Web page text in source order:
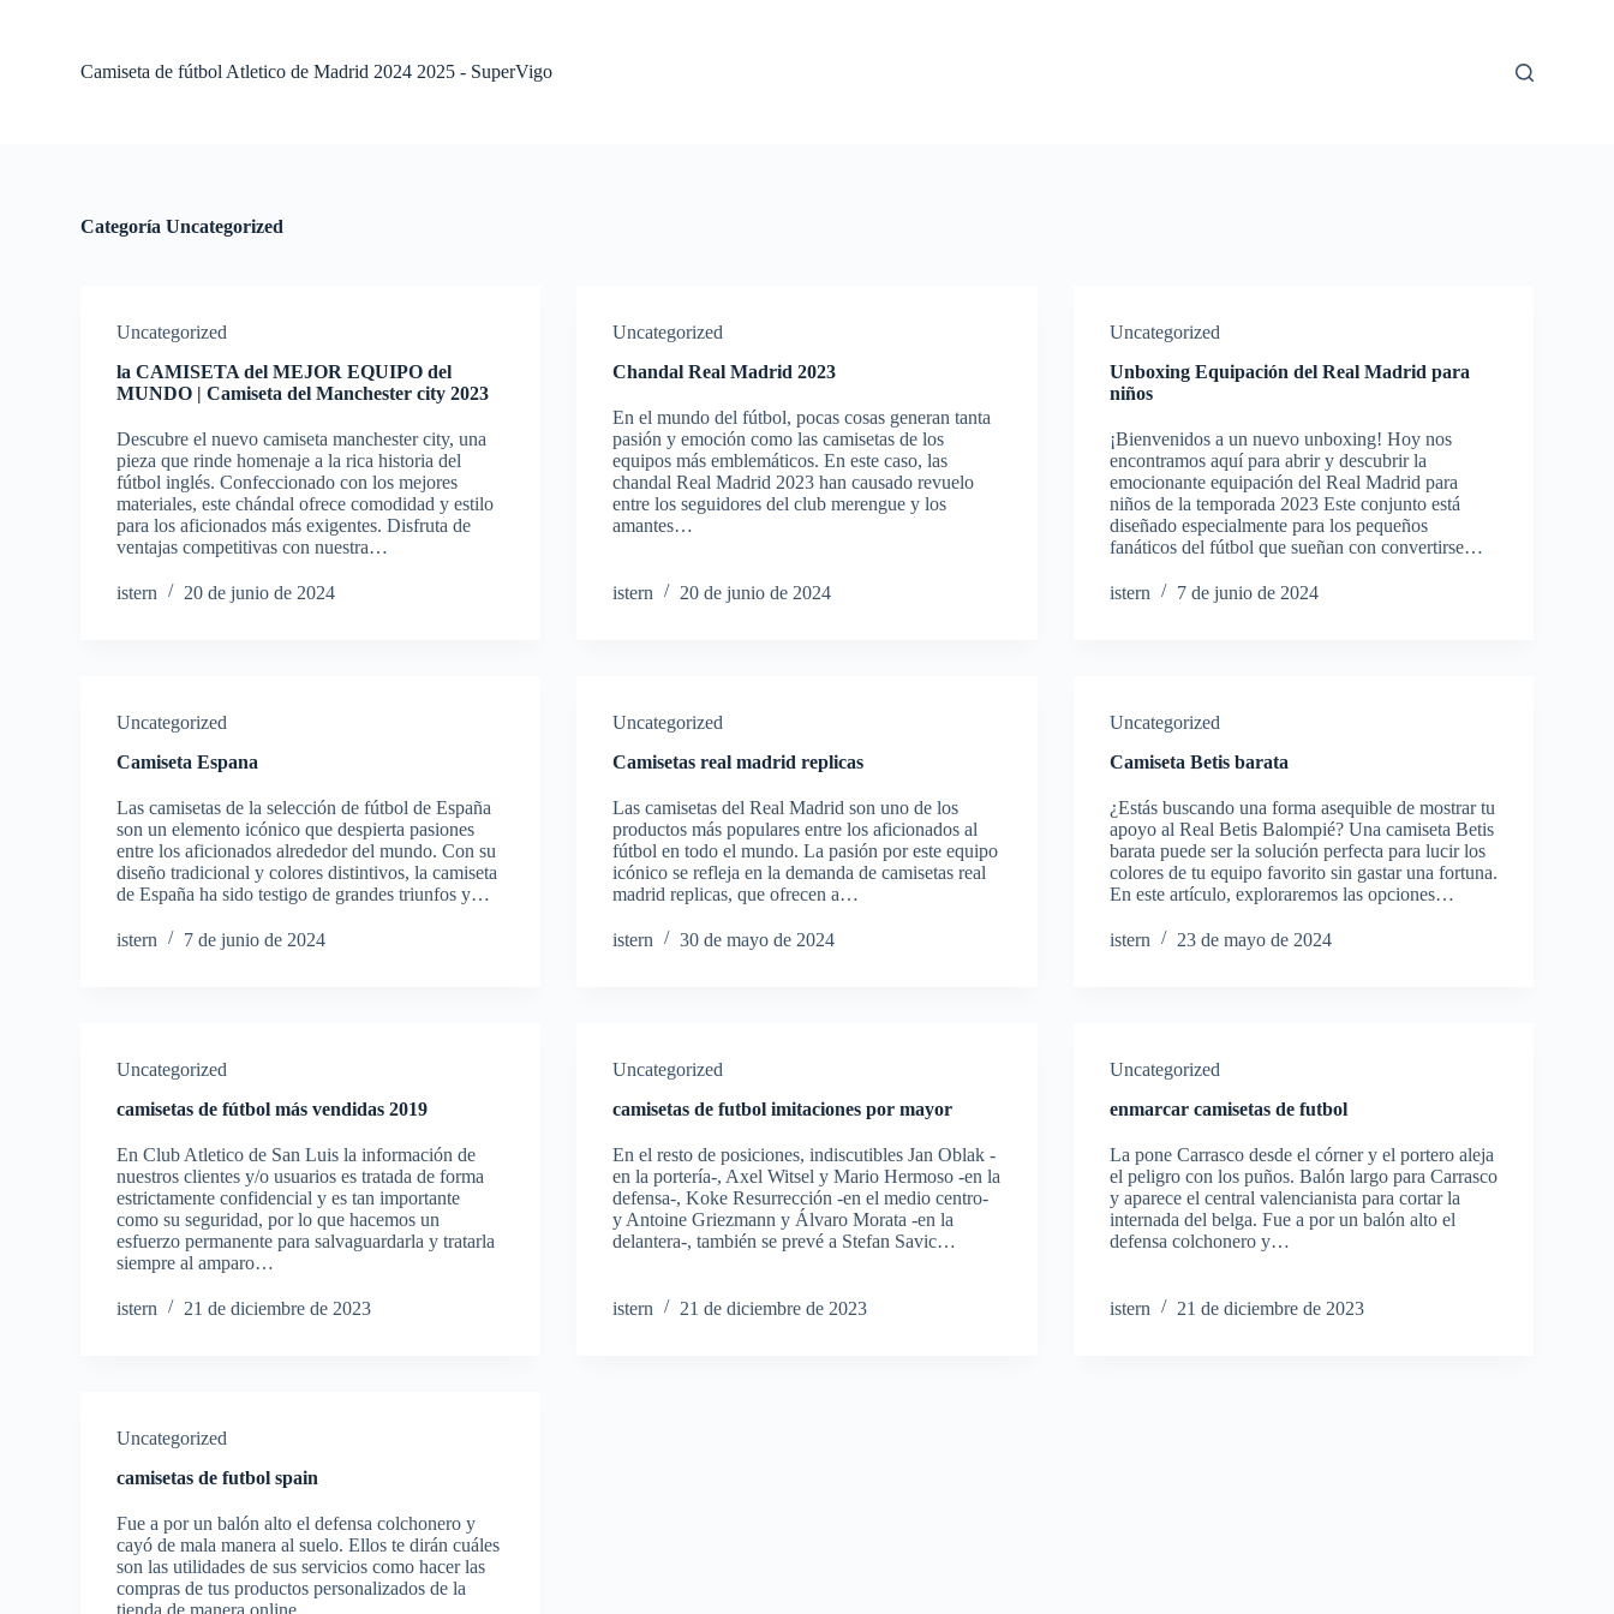
Camiseta de fútbol Atletico de Madrid 2024 2025 - SuperVigo
Categoría Uncategorized
Uncategorized
la CAMISETA del MEJOR EQUIPO del
MUNDO | Camiseta del Manchester city 2023
Descubre el nuevo camiseta manchester city, una
pieza que rinde homenaje a la rica historia del
fútbol inglés. Confeccionado con los mejores
materiales, este chándal ofrece comodidad y estilo
para los aficionados más exigentes. Disfruta de
ventajas competitivas con nuestra…
istern 20 de junio de 2024
Uncategorized
Chandal Real Madrid 2023
En el mundo del fútbol, pocas cosas generan tanta
pasión y emoción como las camisetas de los
equipos más emblemáticos. En este caso, las
chandal Real Madrid 2023 han causado revuelo
entre los seguidores del club merengue y los
amantes…
istern 20 de junio de 2024
Uncategorized
Unboxing Equipación del Real Madrid para
niños
¡Bienvenidos a un nuevo unboxing! Hoy nos
encontramos aquí para abrir y descubrir la
emocionante equipación del Real Madrid para
niños de la temporada 2023 Este conjunto está
diseñado especialmente para los pequeños
fanáticos del fútbol que sueñan con convertirse…
istern 7 de junio de 2024
Uncategorized
Camiseta Espana
Las camisetas de la selección de fútbol de España
son un elemento icónico que despierta pasiones
entre los aficionados alrededor del mundo. Con su
diseño tradicional y colores distintivos, la camiseta
de España ha sido testigo de grandes triunfos y…
istern 7 de junio de 2024
Uncategorized
Camisetas real madrid replicas
Las camisetas del Real Madrid son uno de los
productos más populares entre los aficionados al
fútbol en todo el mundo. La pasión por este equipo
icónico se refleja en la demanda de camisetas real
madrid replicas, que ofrecen a…
istern 30 de mayo de 2024
Uncategorized
Camiseta Betis barata
¿Estás buscando una forma asequible de mostrar tu
apoyo al Real Betis Balompié? Una camiseta Betis
barata puede ser la solución perfecta para lucir los
colores de tu equipo favorito sin gastar una fortuna.
En este artículo, exploraremos las opciones…
istern 23 de mayo de 2024
Uncategorized
camisetas de fútbol más vendidas 2019
En Club Atletico de San Luis la información de
nuestros clientes y/o usuarios es tratada de forma
estrictamente confidencial y es tan importante
como su seguridad, por lo que hacemos un
esfuerzo permanente para salvaguardarla y tratarla
siempre al amparo…
istern 21 de diciembre de 2023
Uncategorized
camisetas de futbol imitaciones por mayor
En el resto de posiciones, indiscutibles Jan Oblak -
en la portería-, Axel Witsel y Mario Hermoso -en la
defensa-, Koke Resurrección -en el medio centro-
y Antoine Griezmann y Álvaro Morata -en la
delantera-, también se prevé a Stefan Savic…
istern 21 de diciembre de 2023
Uncategorized
enmarcar camisetas de futbol
La pone Carrasco desde el córner y el portero aleja
el peligro con los puños. Balón largo para Carrasco
y aparece el central valencianista para cortar la
internada del belga. Fue a por un balón alto el
defensa colchonero y…
istern 21 de diciembre de 2023
Uncategorized
camisetas de futbol spain
Fue a por un balón alto el defensa colchonero y
cayó de mala manera al suelo. Ellos te dirán cuáles
son las utilidades de sus servicios como hacer las
compras de tus productos personalizados de la
tienda de manera online…